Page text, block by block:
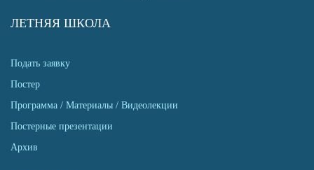
ЛЕТНЯЯ ШКОЛА
Подать заявку
Постер
Программа / Материалы / Видеолекции
Постерные презентации
Архив